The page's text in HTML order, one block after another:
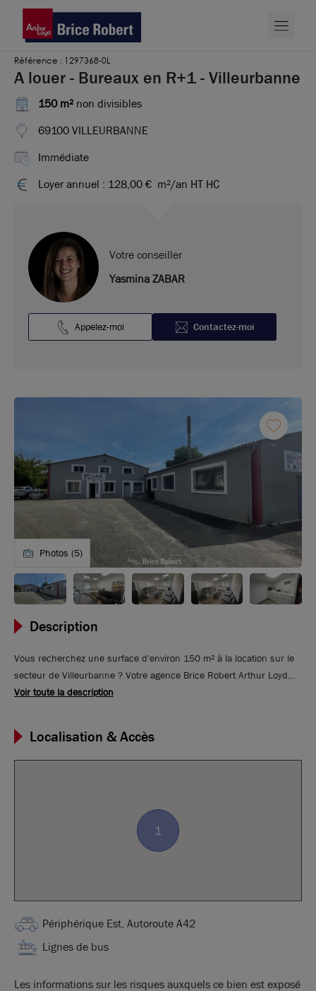
Référence : 1297368-0L
A louer - Bureaux en R+1 - Villeurbanne
150 m² non divisibles
69100 VILLEURBANNE
Immédiate
Loyer annuel : 128,00 € m²/an HT HC
Votre conseiller
Yasmina ZABAR
Appelez-moi Contactez-moi
Photos (5)
Description
Vous recherchez une surface d'environ 150 m² à la location sur le
secteur de Villeurbanne ? Votre agence Brice Robert Arthur Loyd
Lyon vous propose dans un parc d'activités et tertiaire, ce bien qui
Est, le périphérique Laurent Bonnevay. Ces locaux sont en bon état,
climatisés et cloisonnés. Ils disposent de plusieurs places de
parking sur le parc. Bureaux en R+1 avec une entrée indépendante
Voir toute la description
Localisation & Accès
1
Périphérique Est, Autoroute A42
Lignes de bus
Les informations sur les risques auxquels ce bien est exposé